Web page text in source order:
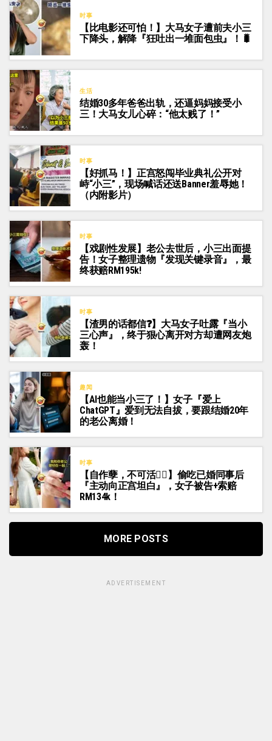
时事
【比电影还可怕！】大马女子遭前夫小三
下降头，解降『狂吐出一堆面包虫』！🐛
生活
结婚30多年爸爸出轨，还逼妈妈接受小
三！大马女儿心碎：“他太贱了！”
时事
【好抓马！】正宫怒闯毕业典礼公开对
峙“小三”，现场喊话还送Banner羞辱她！
（内附影片）
时事
【戏剧性发展】老公去世后，小三出面提
告！女子整理遗物『发现关键录音』，最
终获赔RM195k!
时事
【渣男的话都信❓】大马女子吐露『当小
三心声』，终于狠心离开对方却遭网友炮
轰！
趣闻
【AI也能当小三了！】女子『爱上
ChatGPT』爱到无法自拔，要跟结婚20年
的老公离婚！
时事
【自作孽，不可活🤷‍♀️】偷吃已婚同事后
『主动向正宫坦白』，女子被告+索赔
RM134k！
MORE POSTS
ADVERTISEMENT